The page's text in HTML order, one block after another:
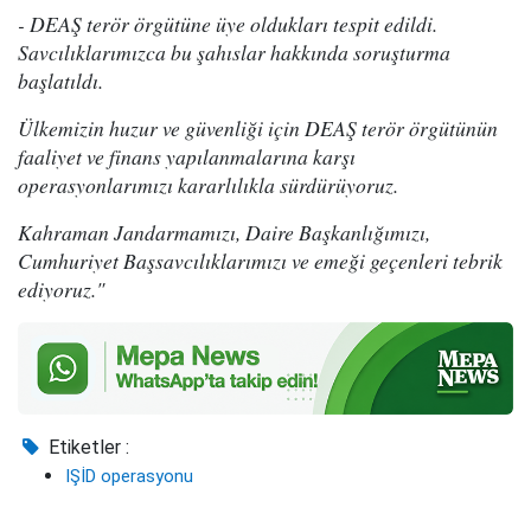
- DEAŞ terör örgütüne üye oldukları tespit edildi.
Savcılıklarımızca bu şahıslar hakkında soruşturma
başlatıldı.
Ülkemizin huzur ve güvenliği için DEAŞ terör örgütünün
faaliyet ve finans yapılanmalarına karşı
operasyonlarımızı kararlılıkla sürdürüyoruz.
Kahraman Jandarmamızı, Daire Başkanlığımızı,
Cumhuriyet Başsavcılıklarımızı ve emeği geçenleri tebrik
ediyoruz."
Etiketler :
IŞİD operasyonu